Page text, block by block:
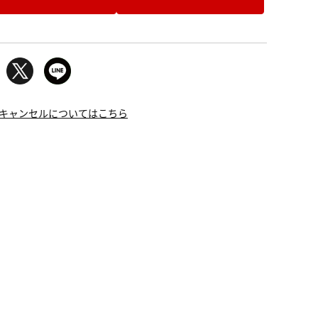
ャンセルについてはこちら